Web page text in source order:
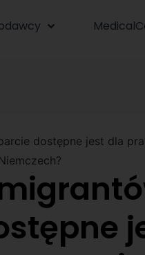
dostępne jest dla